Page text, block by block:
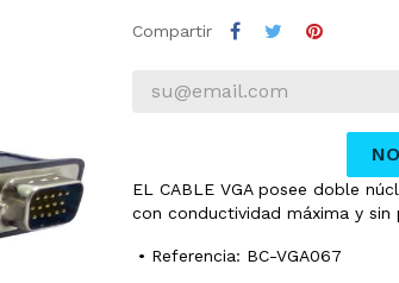
Compartir
EL CABLE VGA posee doble
con conductividad máxima y sin
• Referencia: BC-VGA067